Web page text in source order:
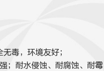
毒，环境友好；
；耐水侵蚀、耐腐蚀、耐霉